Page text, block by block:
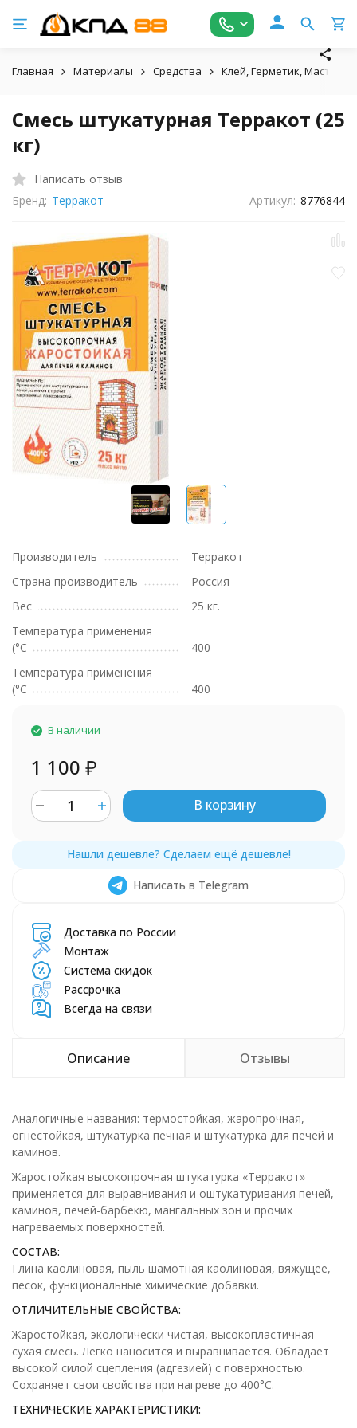
Главная Материалы Средства Клей, Герметик, Мастика
Смесь штукатурная Терракот (25
кг)
Написать отзыв
Бренд: Терракот Артикул: 8776844
Производитель
Терракот
Страна производитель
Россия
Вес
25 кг.
Температура применения
(°С
400
Температура применения
(°С
400
В наличии
1 100 ₽
В корзину
Написать в Telegram
Доставка по России
Монтаж
Система скидок
Рассрочка
Всегда на связи
Описание Отзывы
Аналогичные названия: термостойкая, жаропрочная,
огнестойкая, штукатурка печная и штукатурка для печей и
каминов.
Жаростойкая высокопрочная штукатурка «Терракот»
применяется для выравнивания и оштукатуривания печей,
каминов, печей-барбекю, мангальных зон и прочих
нагреваемых поверхностей.
СОСТАВ:
Глина каолиновая, пыль шамотная каолиновая, вяжущее,
песок, функциональные химические добавки.
ОТЛИЧИТЕЛЬНЫЕ СВОЙСТВА:
Жаростойкая, экологически чистая, высокопластичная
сухая смесь. Легко наносится и выравнивается. Обладает
высокой силой сцепления (адгезией) с поверхностью.
Сохраняет свои свойства при нагреве до 400°С.
ТЕХНИЧЕСКИЕ ХАРАКТЕРИСТИКИ: